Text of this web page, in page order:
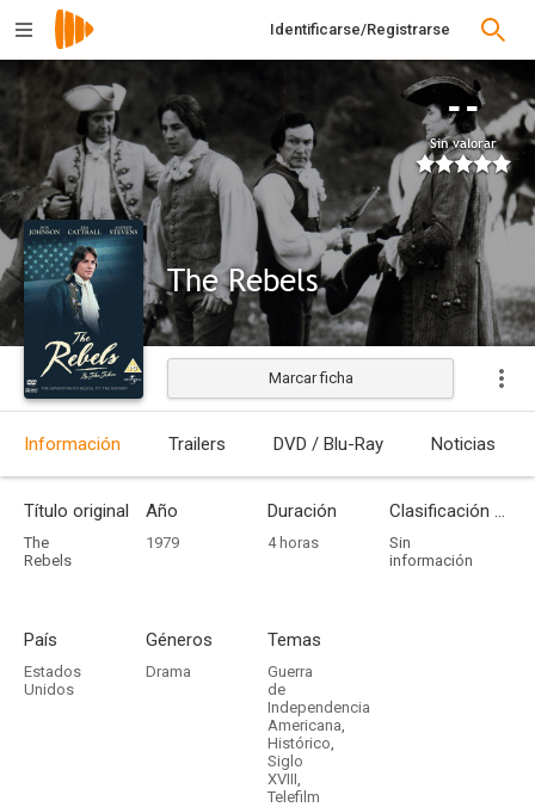
Identificarse/Registrarse
--
Sin valorar
The Rebels
Estrenada
Marcar ficha
Información Trailers DVD / Blu-Ray Noticias
Título original
The
Rebels
Año
1979
Duración
4 horas
Clasificación por edades
Sin
información
País
Estados
Unidos
Géneros
Drama
Temas
Guerra
de
Independencia
Americana,
Histórico,
Siglo
XVIII,
Telefilm